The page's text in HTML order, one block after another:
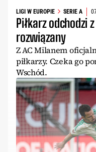
LIGI W EUROPIE SERIE A
Piłkarz odchodzi
rozwiązany
Z AC Milanem
piłkarzy. Czeka go
Wschód.